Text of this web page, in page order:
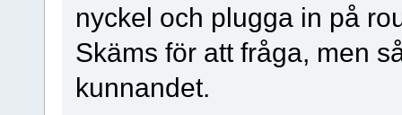
nyckel och plugga in på
Skäms för att fråga, men
kunnandet.